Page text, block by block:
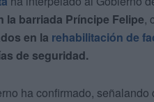
la barriada Príncipe Felipe,
en la rehabilitación de
de seguridad.
ha confirmado,